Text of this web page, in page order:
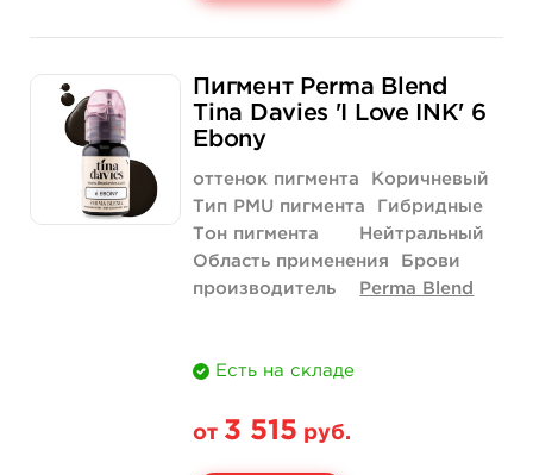
Цена
Количество
3 515 руб.
купить
Пигмент Perma Blend
Tina Davies 'I Love INK' 6
Ebony
оттенок пигмента
Коричневый
Тип PMU пигмента
Гибридные
Тон пигмента
Нейтральный
Область применения
Брови
производитель
Perma Blend
Есть на складе
от 3 515 руб.